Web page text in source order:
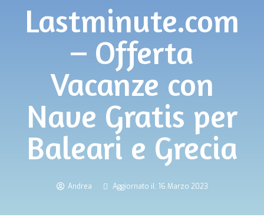
Lastminute.com
– Offerta
Vacanze con
Nave Gratis per
Baleari e Grecia
Andrea Aggiornato il: 16 Marzo 2023